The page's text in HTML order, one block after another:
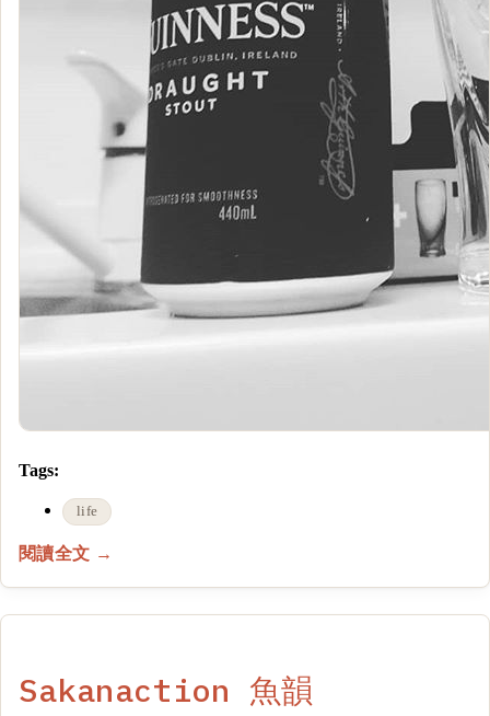
Tags:
life
閱讀全文 →
Sakanaction 魚韻